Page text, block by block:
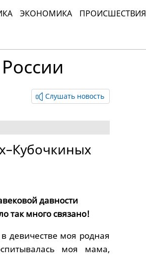
ЭКОНОМИКА ПРОИСШЕСТВИЯ
Слушать новость
давности
так много связано!
девичестве моя родная
моя мама,